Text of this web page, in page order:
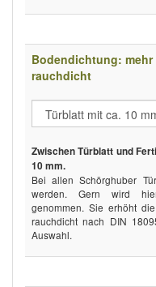
Bodendichtung: mehr
rauchdicht
Zwischen Türblatt und
10 mm.
Bei allen Schörghuber
werden. Gern wird
genommen. Sie erhöht
rauchdicht nach DIN
Auswahl.